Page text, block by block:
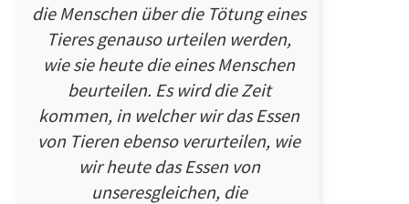
die Menschen über die Tötung eines
Tieres genauso urteilen werden,
wie sie heute die eines Menschen
beurteilen. Es wird die Zeit
kommen, in welcher wir das Essen
von Tieren ebenso verurteilen, wie
wir heute das Essen von
unseresgleichen, die